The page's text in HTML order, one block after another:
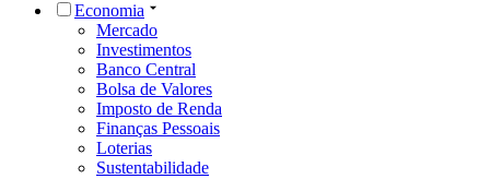
Economia
Mercado
Investimentos
Banco Central
Bolsa de Valores
Imposto de Renda
Finanças Pessoais
Loterias
Sustentabilidade